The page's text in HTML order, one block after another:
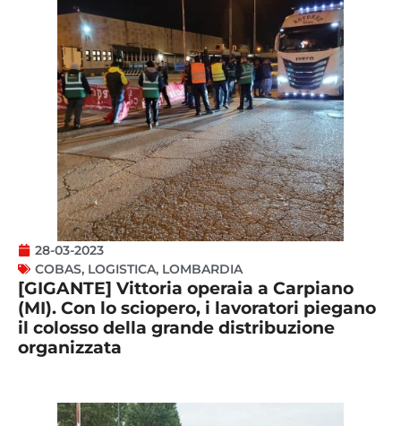
28-03-2023
COBAS, LOGISTICA, LOMBARDIA
[GIGANTE] Vittoria operaia a Carpiano
(MI). Con lo sciopero, i lavoratori piegano
il colosso della grande distribuzione
organizzata